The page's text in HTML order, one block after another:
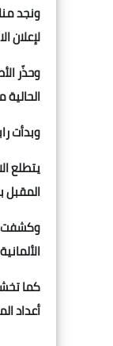
ونجد
لإعلان
وحذّر
وبدأت
يتطلع
المقبل
وكشفت
كما
أعداد المصابين